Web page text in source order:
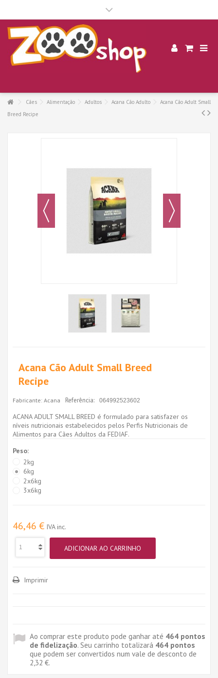
Cães Alimentação Adultos Acana Cão Adulto
Acana Cão Adult Small
Breed Recipe
Acana Cão Adult Small Breed
Recipe
Fabricante: Acana Referência: 064992523602
ACANA ADULT SMALL BREED é formulado para satisfazer os
níveis nutricionais estabelecidos pelos Perfis Nutricionais de
Alimentos para Cães Adultos da FEDIAF.
Peso:
2kg
6kg
2x6kg
3x6kg
46,46 € IVA inc.
ADICIONAR AO CARRINHO
Imprimir
Ao comprar este produto pode ganhar até 464 pontos
de fidelização. Seu carrinho totalizará 464 pontos
que podem ser convertidos num vale de desconto de
2,32 €.